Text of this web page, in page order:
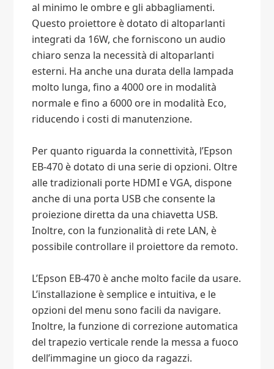
al minimo le ombre e gli abbagliamenti.
Questo proiettore è dotato di altoparlanti
integrati da 16W, che forniscono un audio
chiaro senza la necessità di altoparlanti
esterni. Ha anche una durata della lampada
molto lunga, fino a 4000 ore in modalità
normale e fino a 6000 ore in modalità Eco,
riducendo i costi di manutenzione.
Per quanto riguarda la connettività, l’Epson
EB-470 è dotato di una serie di opzioni. Oltre
alle tradizionali porte HDMI e VGA, dispone
anche di una porta USB che consente la
proiezione diretta da una chiavetta USB.
Inoltre, con la funzionalità di rete LAN, è
possibile controllare il proiettore da remoto.
L’Epson EB-470 è anche molto facile da usare.
L’installazione è semplice e intuitiva, e le
opzioni del menu sono facili da navigare.
Inoltre, la funzione di correzione automatica
del trapezio verticale rende la messa a fuoco
dell’immagine un gioco da ragazzi.